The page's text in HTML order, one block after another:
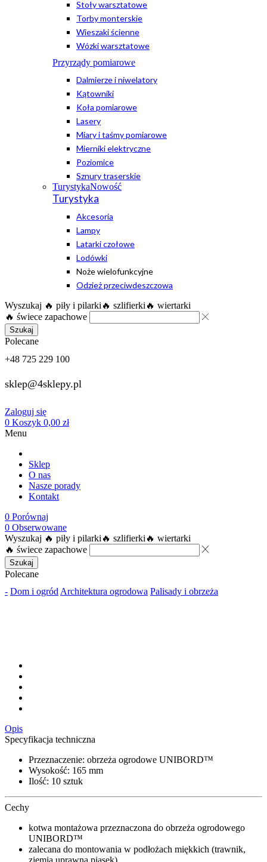
Stoły warsztatowe
Torby monterskie
Wieszaki ścienne
Wózki warsztatowe
Przyrządy pomiarowe
Dalmierze i niwelatory
Kątowniki
Koła pomiarowe
Lasery
Miary i taśmy pomiarowe
Mierniki elektryczne
Poziomice
Sznury traserskie
TurystykaNowość
Turystyka
Akcesoria
Lampy
Latarki czołowe
Lodówki
Noże wielofunkcyjne
Odzież przeciwdeszczowa
Wyszukaj 🔥 piły i pilarki 🔥 szlifierki 🔥 wiertarki
🔥 świece zapachowe
Szukaj
Polecane
+48 725 229 100
sklep@4sklepy.pl
Zaloguj się
0 Koszyk 0,00 zł
Menu
Sklep
O nas
Nasze porady
Kontakt
0 Porównaj
0 Obserwowane
Wyszukaj 🔥 piły i pilarki 🔥 szlifierki 🔥 wiertarki
🔥 świece zapachowe
Szukaj
Polecane
- Dom i ogród Architektura ogrodowa Palisady i obrzeża
Opis
Specyfikacja techniczna
Przeznaczenie: obrzeża ogrodowe UNIBORD™
Wysokość: 165 mm
Ilość: 10 sztuk
Cechy
kotwa montażowa przeznaczona do obrzeża ogrodowego
UNIBORD™
zalecana do montowania w podłożach miękkich (trawnik,
ziemia uprawna,piasek)